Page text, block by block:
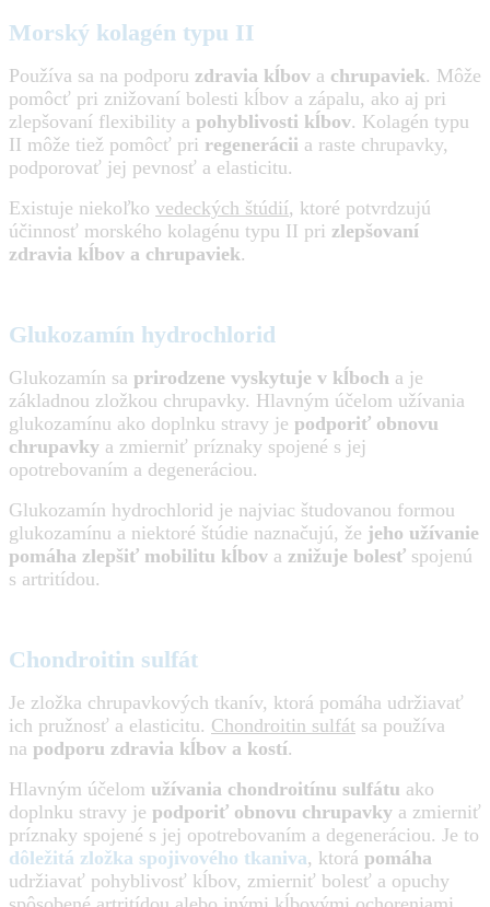
Morský kolagén typu II
Používa sa na podporu zdravia kĺbov a chrupaviek. Môže
pomôcť pri znižovaní bolesti kĺbov a zápalu, ako aj pri
zlepšovaní flexibility a pohyblivosti kĺbov. Kolagén typu
II môže tiež pomôcť pri regenerácii a raste chrupavky,
podporovať jej pevnosť a elasticitu.
Existuje niekoľko vedeckých štúdií, ktoré potvrdzujú
účinnosť morského kolagénu typu II pri zlepšovaní
zdravia kĺbov a chrupaviek.
Glukozamín hydrochlorid
Glukozamín sa prirodzene vyskytuje v kĺboch a je
základnou zložkou chrupavky. Hlavným účelom užívania
glukozamínu ako doplnku stravy je podporiť obnovu
chrupavky a zmierniť príznaky spojené s jej
opotrebovaním a degeneráciou.
Glukozamín hydrochlorid je najviac študovanou formou
glukozamínu a niektoré štúdie naznačujú, že jeho užívanie
pomáha zlepšiť mobilitu kĺbov a znižuje bolesť spojenú
s artritídou.
Chondroitin sulfát
Je zložka chrupavkových tkanív, ktorá pomáha udržiavať
ich pružnosť a elasticitu. Chondroitin sulfát sa používa
na podporu zdravia kĺbov a kostí.
Hlavným účelom užívania chondroitínu sulfátu ako
doplnku stravy je podporiť obnovu chrupavky a zmierniť
príznaky spojené s jej opotrebovaním a degeneráciou. Je to
dôležitá zložka spojivového tkaniva, ktorá pomáha
udržiavať pohyblivosť kĺbov, zmierniť bolesť a opuchy